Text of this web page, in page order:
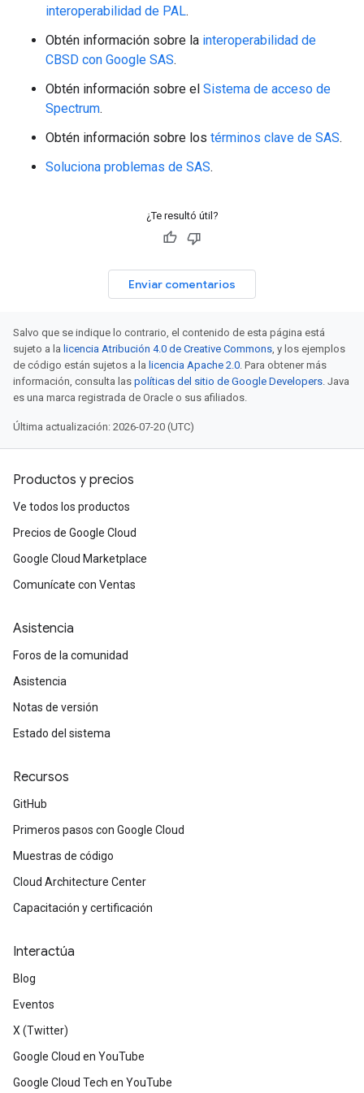
interoperabilidad de PAL.
Obtén información sobre la interoperabilidad de
CBSD con Google SAS.
Obtén información sobre el Sistema de acceso de
Spectrum.
Obtén información sobre los términos clave de SAS.
Soluciona problemas de SAS.
¿Te resultó útil?
Enviar comentarios
Salvo que se indique lo contrario, el contenido de esta página está
sujeto a la licencia Atribución 4.0 de Creative Commons, y los ejemplos
de código están sujetos a la licencia Apache 2.0. Para obtener más
información, consulta las políticas del sitio de Google Developers. Java
es una marca registrada de Oracle o sus afiliados.
Última actualización: 2026-07-20 (UTC)
Productos y precios
Ve todos los productos
Precios de Google Cloud
Google Cloud Marketplace
Comunícate con Ventas
Asistencia
Foros de la comunidad
Asistencia
Notas de versión
Estado del sistema
Recursos
GitHub
Primeros pasos con Google Cloud
Muestras de código
Cloud Architecture Center
Capacitación y certificación
Interactúa
Blog
Eventos
X (Twitter)
Google Cloud en YouTube
Google Cloud Tech en YouTube